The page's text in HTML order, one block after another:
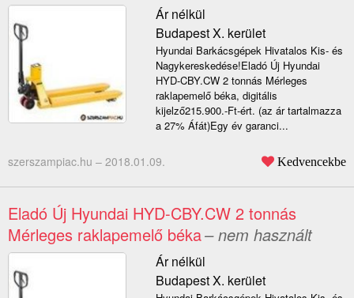
Ár nélkül
Budapest X. kerület
Hyundai Barkácsgépek Hivatalos Kis- és
Nagykereskedése!Eladó Új Hyundai
HYD-CBY.CW 2 tonnás Mérleges
raklapemelő béka, digitális
kijelző215.900.-Ft-ért. (az ár tartalmazza
a 27% Áfát)Egy év garanci...
szerszampiac.hu – 2018.01.09. Kedvencekbe
Eladó Új Hyundai HYD-CBY.CW 2 tonnás
Mérleges raklapemelő béka– nem használt
Ár nélkül
Budapest X. kerület